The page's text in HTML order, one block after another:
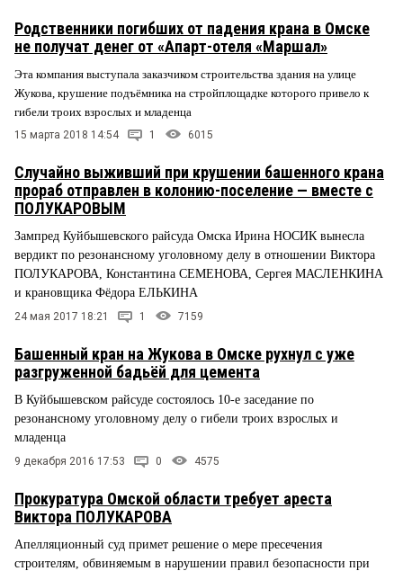
Родственники погибших от падения крана в Омске
не получат денег от «Апарт-отеля «Маршал»
Эта компания выступала заказчиком строительства здания на улице
Жукова, крушение подъёмника на стройплощадке которого привело к
гибели троих взрослых и младенца
15 марта 2018 14:54 1 6015
Случайно выживший при крушении башенного крана
прораб отправлен в колонию-поселение — вместе с
ПОЛУКАРОВЫМ
Зампред Куйбышевского райсуда Омска Ирина НОСИК вынесла
вердикт по резонансному уголовному делу в отношении Виктора
ПОЛУКАРОВА, Константина СЕМЕНОВА, Сергея МАСЛЕНКИНА
и крановщика Фёдора ЕЛЬКИНА
24 мая 2017 18:21 1 7159
Башенный кран на Жукова в Омске рухнул с уже
разгруженной бадьёй для цемента
В Куйбышевском райсуде состоялось 10-е заседание по
резонансному уголовному делу о гибели троих взрослых и
младенца
9 декабря 2016 17:53 0 4575
Прокуратура Омской области требует ареста
Виктора ПОЛУКАРОВА
Апелляционный суд примет решение о мере пресечения
строителям, обвиняемым в нарушении правил безопасности при